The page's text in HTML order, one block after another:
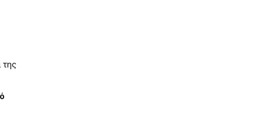
της